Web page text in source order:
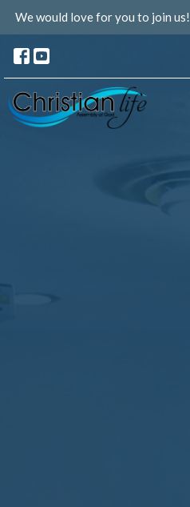
We would love for you to join us!